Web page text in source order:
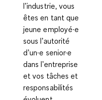
l’industrie, vous
êtes en tant que
jeune employé·e
sous l’autorité
d’un·e senior·e
dans l’entreprise
et vos tâches et
responsabilités